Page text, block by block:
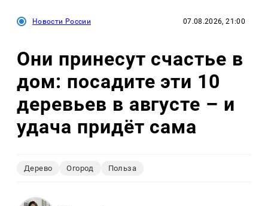
Новости России 07.08.2026, 21:00
Они принесут счастье в
дом: посадите эти 10
деревьев в августе – и
удача придёт сама
Дерево Огород Польза